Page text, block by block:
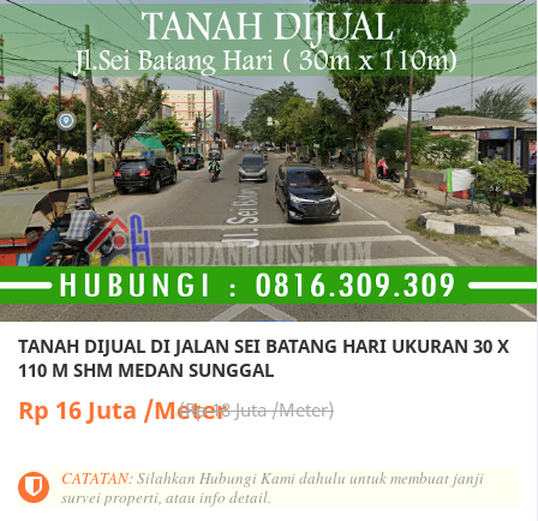
TANAH DIJUAL DI JALAN SEI BATANG HARI UKURAN 30 X
110 M SHM MEDAN SUNGGAL
Rp 18 Juta /Meter
Rp 16 Juta /Meter
CATATAN:Silahkan Hubungi Kami dahulu untuk membuat janji
survei properti, atau info detail.